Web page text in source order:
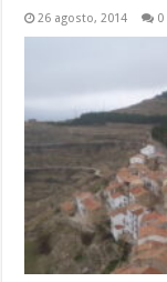
26 agosto, 2014 0